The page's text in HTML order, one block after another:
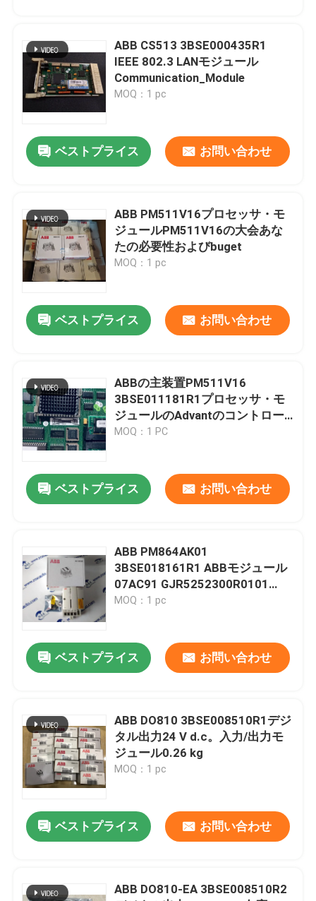
製品
わたしたち に つい て
工場 ツアー
連絡 ください
ニュース
引金 を 求め て ください
曲がネバダの部品
ABBモジュール
ICS Triplex PLC
Triconex DCS
woodwardモジュール
エマーソンEpro
ABB CS513 3BSE000435R1
IEEE 802.3 LANモジュール
Communication_Module
MOQ：1 pc
ベストプライス お問い合わせ
ABB PM511V16プロセッサ・モ
ジュールPM511V16の大会あな
たの必要性およびbuget
MOQ：1 pc
ベストプライス お問い合わせ
ABBの主装置PM511V16
3BSE011181R1プロセッサ・モ
ジュールのAdvantのコントロー
ラー450 AC400
MOQ：1 PC
ベストプライス お問い合わせ
ABB PM864AK01
3BSE018161R1 ABBモジュール
07AC91 GJR5252300R0101
PM866K01 3BSE050198R1
MOQ：1 pc
ベストプライス お問い合わせ
ABB DO810 3BSE008510R1デジ
タル出力24 V d.c。入力/出力モ
ジュール0.26 kg
MOQ：1 pc
ベストプライス お問い合わせ
ABB DO810-EA 3BSE008510R2